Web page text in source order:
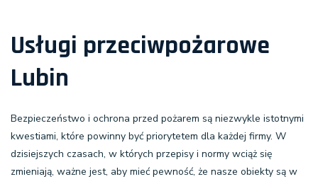
Usługi przeciwpożarowe
Lubin
Bezpieczeństwo i ochrona przed pożarem są niezwykle istotnymi
kwestiami, które powinny być priorytetem dla każdej firmy. W
dzisiejszych czasach, w których przepisy i normy wciąż się
zmieniają, ważne jest, aby mieć pewność, że nasze obiekty są w